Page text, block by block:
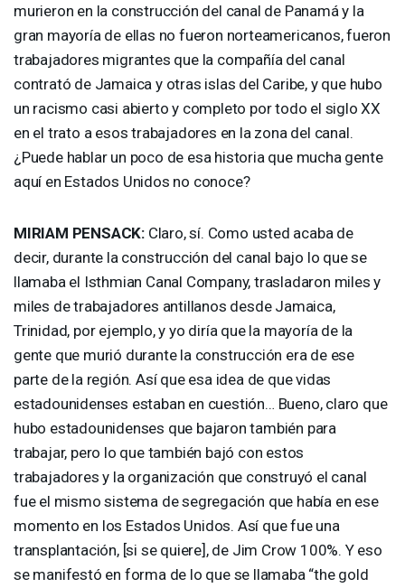
murieron en la construcción del canal de Panamá y la
gran mayoría de ellas no fueron norteamericanos, fueron
trabajadores migrantes que la compañía del canal
contrató de Jamaica y otras islas del Caribe, y que hubo
un racismo casi abierto y completo por todo el siglo XX
en el trato a esos trabajadores en la zona del canal.
¿Puede hablar un poco de esa historia que mucha gente
aquí en Estados Unidos no conoce?
MIRIAM PENSACK: Claro, sí. Como usted acaba de
decir, durante la construcción del canal bajo lo que se
llamaba el Isthmian Canal Company, trasladaron miles y
miles de trabajadores antillanos desde Jamaica,
Trinidad, por ejemplo, y yo diría que la mayoría de la
gente que murió durante la construcción era de ese
parte de la región. Así que esa idea de que vidas
estadounidenses estaban en cuestión… Bueno, claro que
hubo estadounidenses que bajaron también para
trabajar, pero lo que también bajó con estos
trabajadores y la organización que construyó el canal
fue el mismo sistema de segregación que había en ese
momento en los Estados Unidos. Así que fue una
transplantación, [si se quiere], de Jim Crow 100%. Y eso
se manifestó en forma de lo que se llamaba “the gold